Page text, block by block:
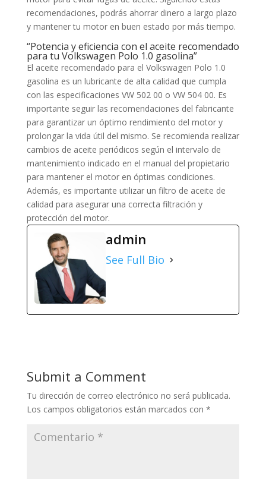
recomendaciones, podrás ahorrar dinero a largo plazo
y mantener tu motor en buen estado por más tiempo.
“Potencia y eficiencia con el aceite recomendado
para tu Volkswagen Polo 1.0 gasolina”
El aceite recomendado para el Volkswagen Polo 1.0
gasolina es un lubricante de alta calidad que cumpla
con las especificaciones VW 502 00 o VW 504 00. Es
importante seguir las recomendaciones del fabricante
para garantizar un óptimo rendimiento del motor y
prolongar la vida útil del mismo. Se recomienda realizar
cambios de aceite periódicos según el intervalo de
mantenimiento indicado en el manual del propietario
para mantener el motor en óptimas condiciones.
Además, es importante utilizar un filtro de aceite de
calidad para asegurar una correcta filtración y
protección del motor.
admin
See Full Bio
Submit a Comment
Tu dirección de correo electrónico no será publicada.
Los campos obligatorios están marcados con *